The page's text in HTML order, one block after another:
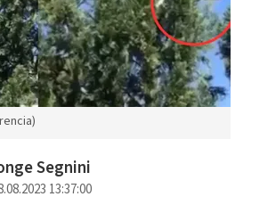
Segnini
13:37:00